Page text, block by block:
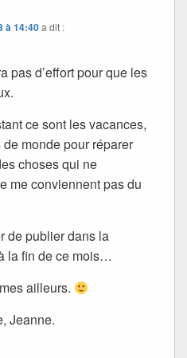
à 14:40a dit :
pas d’effort pour que les
ce sont les vacances,
monde pour réparer
choses qui ne
me conviennent pas du
de publier dans la
la fin de ce mois…
ailleurs.
Jeanne.